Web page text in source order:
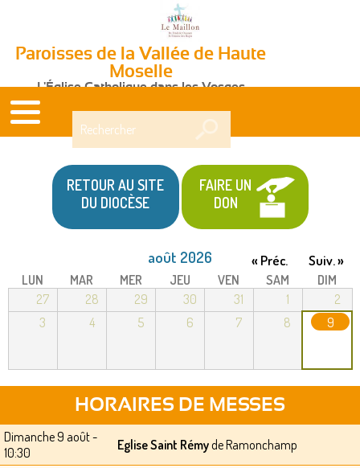
Paroisses de la Vallée de Haute
Moselle
L'Église Catholique dans les Vosges
RETOUR AU SITE
DU DIOCÈSE
FAIRE UN
DON
août 2026 « Préc. Suiv. »
LUN MAR MER JEU VEN SAM
DIM
27
28 29 30 31 1
2
3
4 5 6 7 8 9
HORAIRES DE MESSES
Dimanche 9 août -
10:30
Eglise Saint Rémyde Ramonchamp